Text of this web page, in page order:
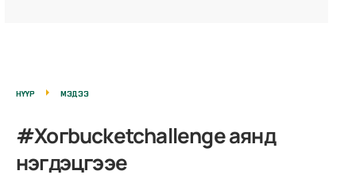
НҮҮР МЭДЭЭ
#Хогbucketchallenge‬ аянд
нэгдэцгээе